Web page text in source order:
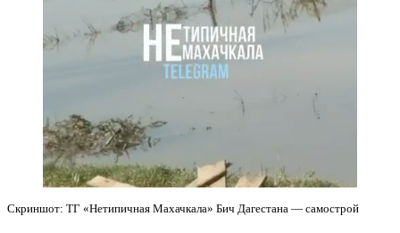
Скриншот: ТГ «Нетипичная Махачкала» Бич Дагестана — самострой